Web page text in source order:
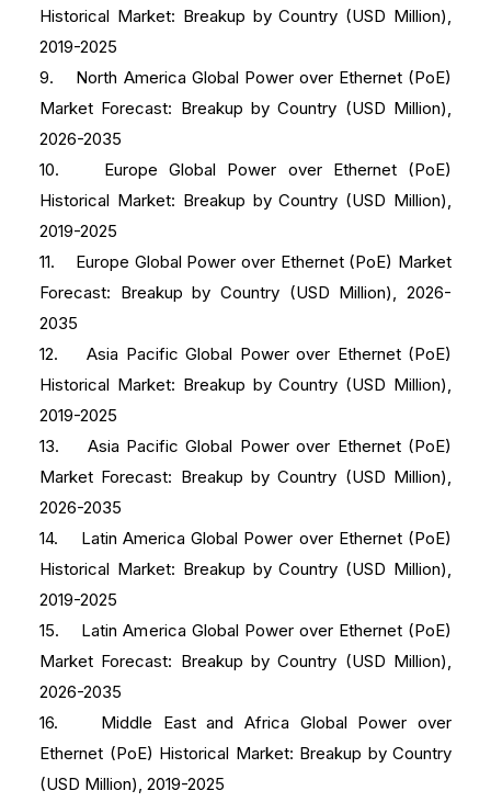
Historical Market: Breakup by Country (USD Million),
2019-2025
9. North America Global Power over Ethernet (PoE)
Market Forecast: Breakup by Country (USD Million),
2026-2035
10. Europe Global Power over Ethernet (PoE)
Historical Market: Breakup by Country (USD Million),
2019-2025
11. Europe Global Power over Ethernet (PoE) Market
Forecast: Breakup by Country (USD Million), 2026-
2035
12. Asia Pacific Global Power over Ethernet (PoE)
Historical Market: Breakup by Country (USD Million),
2019-2025
13. Asia Pacific Global Power over Ethernet (PoE)
Market Forecast: Breakup by Country (USD Million),
2026-2035
14. Latin America Global Power over Ethernet (PoE)
Historical Market: Breakup by Country (USD Million),
2019-2025
15. Latin America Global Power over Ethernet (PoE)
Market Forecast: Breakup by Country (USD Million),
2026-2035
16. Middle East and Africa Global Power over
Ethernet (PoE) Historical Market: Breakup by Country
(USD Million), 2019-2025